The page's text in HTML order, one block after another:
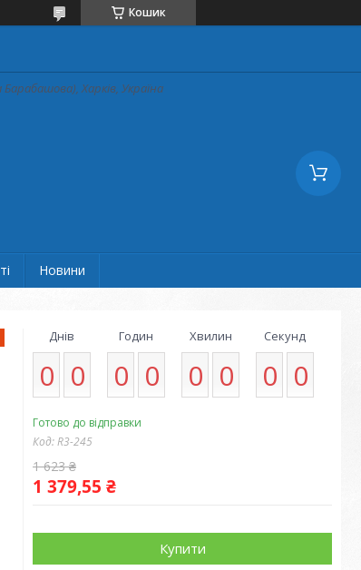
Кошик
Харків, Україна
Новини
Днів
0 0
Годин
0 0
Хвилин
0 0
Секунд
0 0
Готово до відправки
Код:R3-245
1 623 ₴
1 379,55 ₴
Купити